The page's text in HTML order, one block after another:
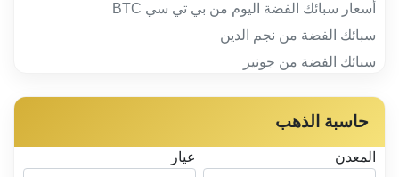
أسعار سبائك الفضة اليوم من بي تي سي BTC
سبائك الفضة من نجم الدين
سبائك الفضة من جونير
حاسبة الذهب
المعدن عيار